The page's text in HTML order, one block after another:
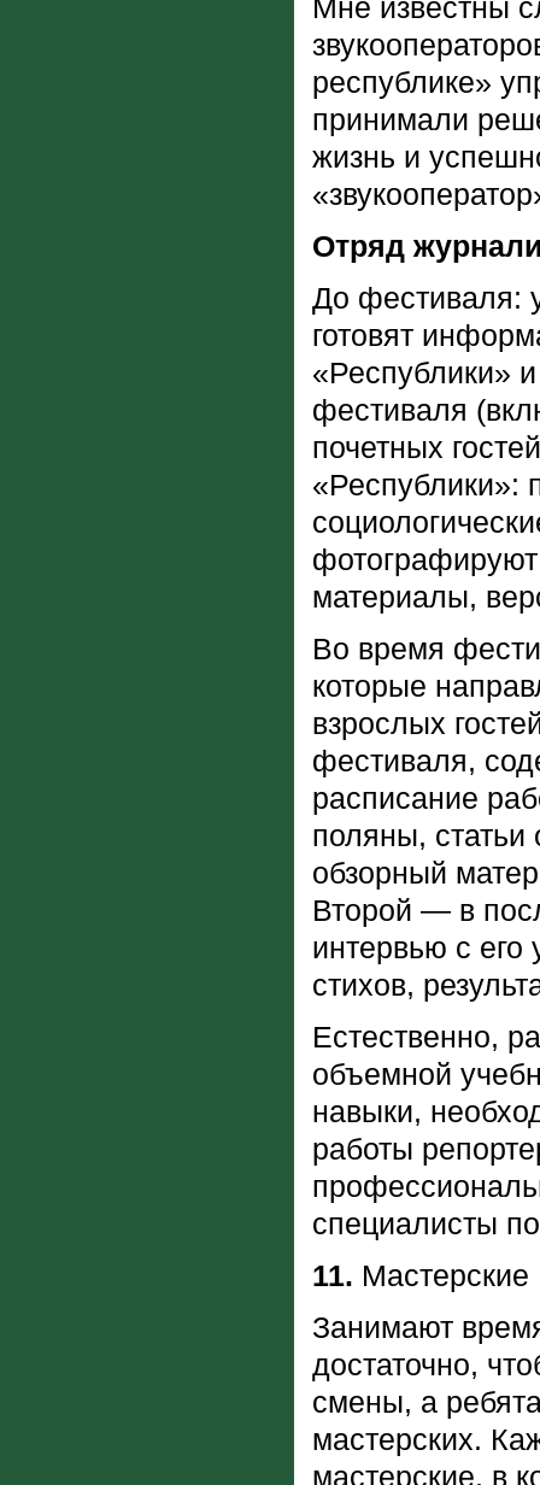
Мне известны
республике»
принимали
жизнь и
Отряд
До фестиваля:
готовят
«Республики»
фестиваля
почетных
«Республики»:
материалы,
Во время
которые
взрослых
фестиваля,
расписание
поляны,
обзорный
Второй — в
интервью с его
стихов,
Естественно,
объемной
навыки,
работы
специалисты
11. Мастерские
Занимают
достаточно,
смены, а
мастерских.
мастерские, в